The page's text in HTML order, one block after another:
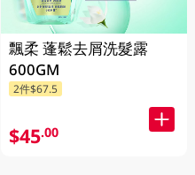
飄柔 蓬鬆去屑洗髮露
600GM
2件$67.5
$45.00